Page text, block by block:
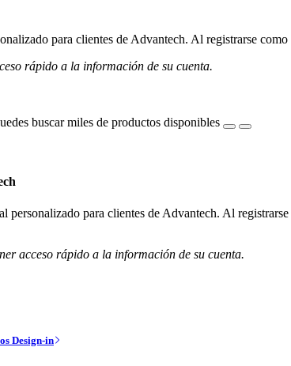
para clientes de Advantech. Al registrarse
rápido a la información de su cuenta.
buscar miles de productos disponibles
personalizado para clientes de Advantech. Al
acceso rápido a la información de su cuenta.
Design-in